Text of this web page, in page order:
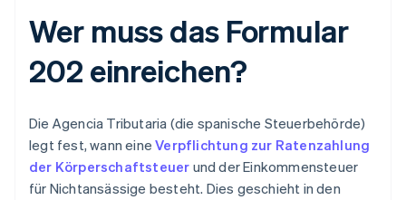
Wer muss das Formular
202 einreichen?
Die Agencia Tributaria (die spanische Steuerbehörde)
legt fest, wann eineVerpflichtung zur Ratenzahlung
der Körperschaftsteuer und der Einkommensteuer
für Nichtansässige besteht. Dies geschieht in den